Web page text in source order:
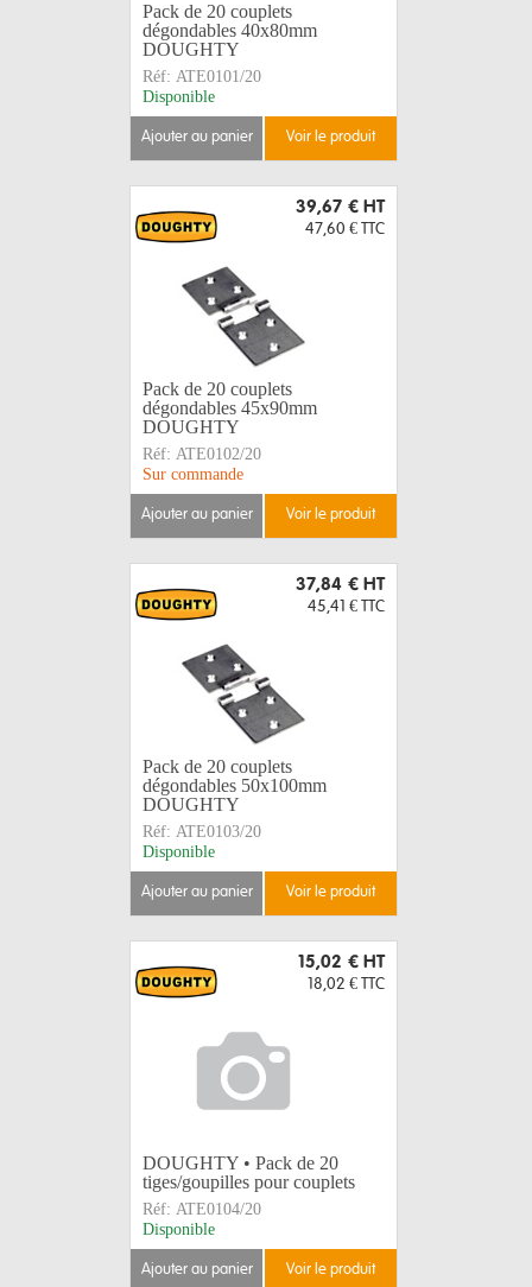
Pack de 20 couplets
dégondables 40x80mm
DOUGHTY
Réf: ATE0101/20
Disponible
ajouter au panier voir le produit
39,67 € HT
47,60 € TTC
Pack de 20 couplets
dégondables 45x90mm
DOUGHTY
Réf: ATE0102/20
Sur commande
ajouter au panier voir le produit
37,84 € HT
45,41 € TTC
Pack de 20 couplets
dégondables 50x100mm
DOUGHTY
Réf: ATE0103/20
Disponible
ajouter au panier voir le produit
15,02 € HT
18,02 € TTC
DOUGHTY • Pack de 20
tiges/goupilles pour couplets
Réf: ATE0104/20
Disponible
ajouter au panier voir le produit